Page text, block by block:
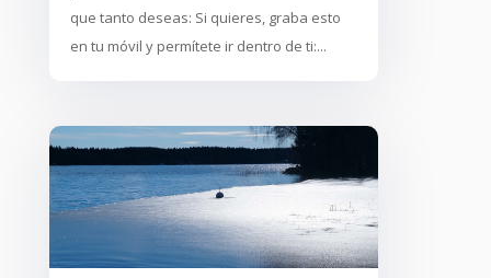
que tanto deseas: Si quieres, graba esto
en tu móvil y permítete ir dentro de ti:...